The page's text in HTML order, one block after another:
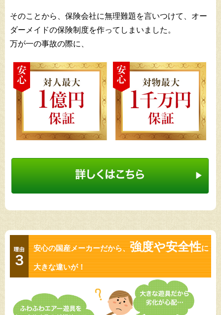
そのことから、保険会社に無理難題を言いつけて、オー
ダーメイドの保険制度を作ってしまいました。
万が一の事故の際に、
安心の国産メーカーだから、強度や安全性に
大きな違いが！